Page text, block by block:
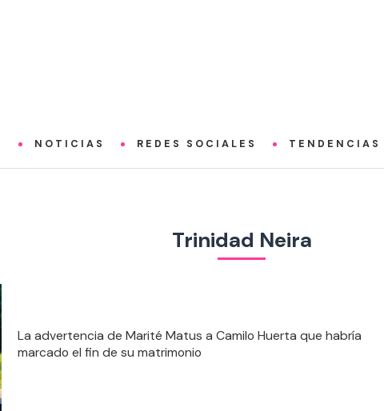
NOTICIAS REDES SOCIALES TENDENCIAS
Trinidad Neira
La advertencia de Marité Matus a Camilo Huerta que habría
marcado el fin de su matrimonio